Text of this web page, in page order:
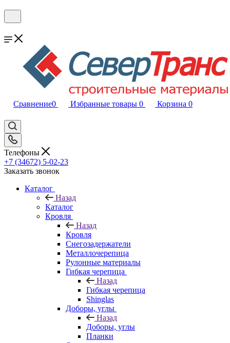
Сравнение0 Избранные товары 0 Корзина 0
Телефоны
+7 (34672) 5-02-23
Заказать звонок
Каталог
Назад
Каталог
Кровля
Назад
Кровля
Снегозадержатели
Металлочерепица
Рулонные материалы
Гибкая черепица
Назад
Гибкая черепица
Shinglas
Доборы, углы
Назад
Доборы, углы
Планки